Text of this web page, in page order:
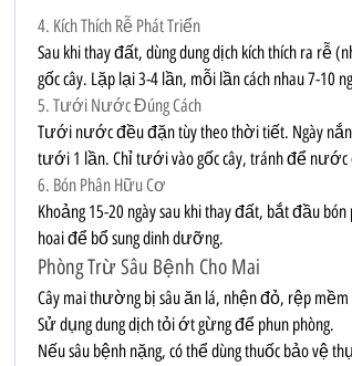
4. Kích Thích Rễ Phát Triển
Sau khi thay đất, dùng dung dịch kích thích ra
gốc cây. Lặp lại 3-4 lần, mỗi lần cách nhau 7-10
5. Tưới Nước Đúng Cách
Tưới nước đều đặn tùy theo thời tiết. Ngày
tưới 1 lần. Chỉ tưới vào gốc cây, tránh để nước
6. Bón Phân Hữu Cơ
Khoảng 15-20 ngày sau khi thay đất, bắt đầu
hoai để bổ sung dinh dưỡng.
Phòng Trừ Sâu Bệnh Cho Mai
Cây mai thường bị sâu ăn lá, nhện đỏ, rệp mềm
Sử dụng dung dịch tỏi ớt gừng để phun phòng.
Nếu sâu bệnh nặng, có thể dùng thuốc bảo vệ